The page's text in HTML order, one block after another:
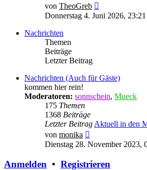
von TheoGreb
Beitrag
Donnerstag 4. Juni 2026, 23:21
Nachrichten
Themen
Beiträge
Letzter Beitrag
Nachrichten (Auch für Gäste)
kommen hier rein!
Moderatoren: sonnschein, Mueck
175 Themen
1368 Beiträge
Letzter Beitrag Aktuell in den
von monika
Beitrag
Dienstag 28. November 2023,
Anmelden • Registrieren